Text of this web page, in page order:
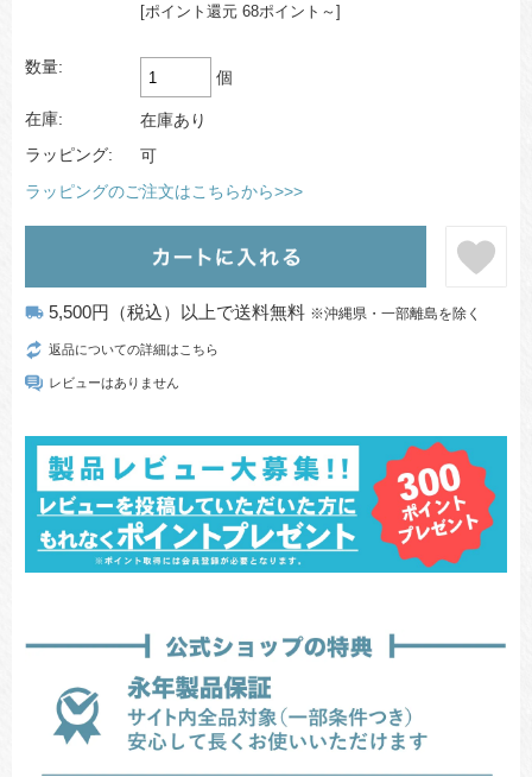
[ポイント還元 68ポイント～]
数量:
個
在庫:
在庫あり
ラッピング:
可
ラッピングのご注文はこちらから>>>
local_shipping 5,500円（税込）以上で送料無料 ※沖縄県・一部離島を除く
返品についての詳細はこちら
レビューはありません